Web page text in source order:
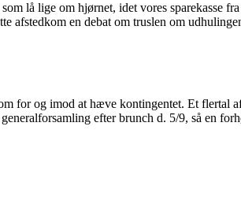
lå lige om hjørnet, idet vores sparekasse
afstedkom en debat om truslen om
for og imod at hæve kontingentet. Et flertal
efter brunch d. 5/9, så en